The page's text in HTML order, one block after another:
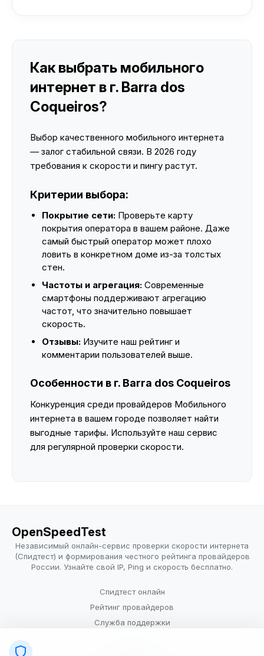
Как выбрать мобильного
интернет в г. Barra dos
Coqueiros?
Выбор качественного мобильного интернета
— залог стабильной связи. В 2026 году
требования к скорости и пингу растут.
Критерии выбора:
Покрытие сети: Проверьте карту
покрытия оператора в вашем районе. Даже
самый быстрый оператор может плохо
ловить в конкретном доме из-за толстых
стен.
Частоты и агрегация: Современные
смартфоны поддерживают агрегацию
частот, что значительно повышает
скорость.
Отзывы: Изучите наш рейтинг и
комментарии пользователей выше.
Особенности в г. Barra dos Coqueiros
Конкуренция среди провайдеров Мобильного
интернета в вашем городе позволяет найти
выгодные тарифы. Используйте наш сервис
для регулярной проверки скорости.
OpenSpeedTest
Независимый онлайн-сервис проверки скорости интернета
(Спидтест) и формирования честного рейтинга провайдеров
России. Узнайте свой IP, Ping и скорость бесплатно.
Спидтест онлайн
Рейтинг провайдеров
Служба поддержки